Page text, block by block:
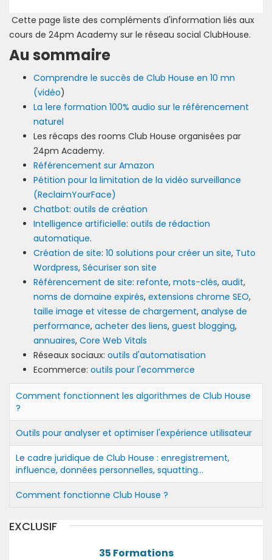
Cette page liste des compléments d'information liés aux
cours de 24pm Academy sur le réseau social ClubHouse.
Au sommaire
Comprendre le succès de Club House en 10 mn
(vidéo)
La 1ere formation 100% audio sur le référencement
naturel
Les récaps des rooms Club House organisées par
24pm Academy.
Référencement sur Amazon
Pétition pour la limitation de la vidéo surveillance
(ReclaimYourFace)
Chatbot: outils de création
Intelligence artificielle: outils de rédaction
automatique.
Création de site: 10 solutions pour créer un site, Tuto
Wordpress, Sécuriser son site
Référencement de site: refonte, mots-clés, audit,
noms de domaine expirés, extensions chrome SEO,
taille image et vitesse de chargement, analyse de
performance, acheter des liens, guest blogging,
annuaires, Core Web Vitals
Réseaux sociaux: outils d'automatisation
Ecommerce: outils pour l'ecommerce
Comment fonctionnent les algorithmes de Club House
?
Outils pour analyser et optimiser l'expérience utilisateur
Le cadre juridique de Club House : enregistrement,
influence, données personnelles, squatting…
Comment fonctionne Club House ?
EXCLUSIF
35 Formations